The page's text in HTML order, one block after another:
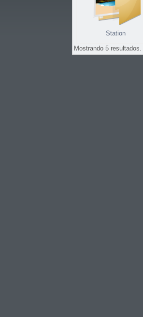
Station
Mostrando 5 resultados.